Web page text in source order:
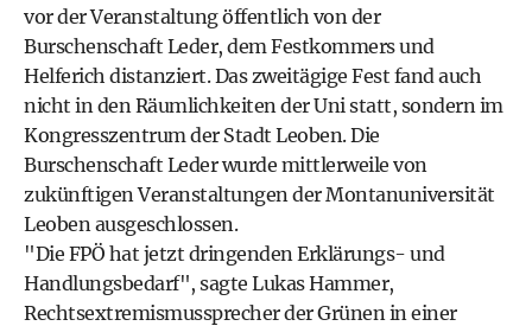
vor der Veranstaltung öffentlich von der
Burschenschaft Leder, dem Festkommers und
Helferich distanziert. Das zweitägige Fest fand auch
nicht in den Räumlichkeiten der Uni statt, sondern im
Kongresszentrum der Stadt Leoben. Die
Burschenschaft Leder wurde mittlerweile von
zukünftigen Veranstaltungen der Montanuniversität
Leoben ausgeschlossen.
"Die FPÖ hat jetzt dringenden Erklärungs- und
Handlungsbedarf", sagte Lukas Hammer,
Rechtsextremismussprecher der Grünen in einer